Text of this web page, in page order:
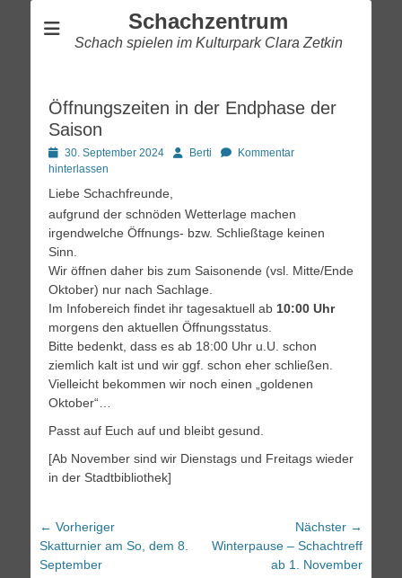
Schachzentrum
Schach spielen im Kulturpark Clara Zetkin
Öffnungszeiten in der Endphase der
Saison
Posted
on
30. September 2024 AutorBerti
Kommentar
hinterlassen
Liebe Schachfreunde,
aufgrund der schnöden Wetterlage machen
irgendwelche Öffnungs- bzw. Schließtage keinen
Sinn.
Wir öffnen daher bis zum Saisonende (vsl. Mitte/Ende
Oktober) nur nach Sachlage.
Im Infobereich findet ihr tagesaktuell ab 10:00 Uhr
morgens den aktuellen Öffnungsstatus.
Bitte bedenkt, dass es ab 18:00 Uhr u.U. schon
ziemlich kalt ist und wir ggf. schon eher schließen.
Vielleicht bekommen wir noch einen „goldenen
Oktober“…
Passt auf Euch auf und bleibt gesund.
[Ab November sind wir Dienstags und Freitags wieder
in der Stadtbibliothek]
Beitragsnavigation
← Vorheriger
Vorheriger
Beitrag:
Skatturnier am So, dem 8.
September
Nächster →
Nächster
Winterpause – Schachtreff
ab 1. November